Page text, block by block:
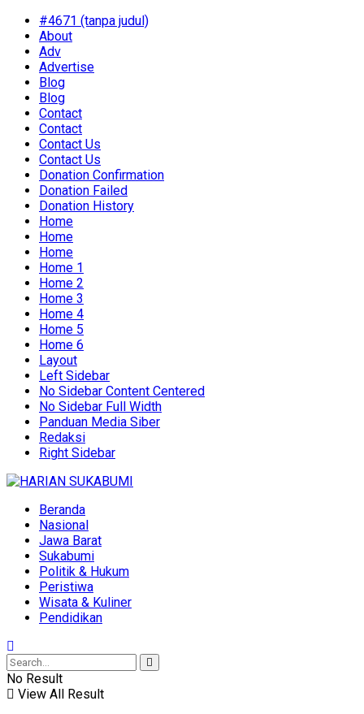
#4671 (tanpa judul)
About
Adv
Advertise
Blog
Blog
Contact
Contact
Contact Us
Contact Us
Donation Confirmation
Donation Failed
Donation History
Home
Home
Home
Home 1
Home 2
Home 3
Home 4
Home 5
Home 6
Layout
Left Sidebar
No Sidebar Content Centered
No Sidebar Full Width
Panduan Media Siber
Redaksi
Right Sidebar
Beranda
Nasional
Jawa Barat
Sukabumi
Politik & Hukum
Peristiwa
Wisata & Kuliner
Pendidikan
No Result
View All Result